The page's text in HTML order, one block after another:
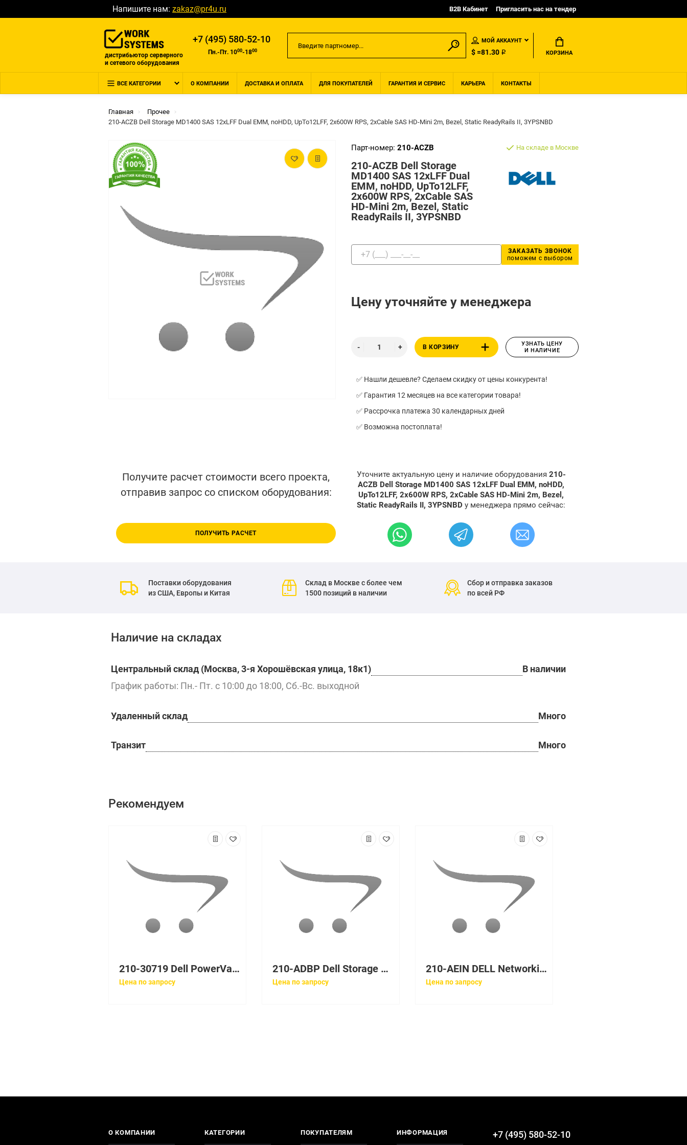
Напишите нам: zakaz@pr4u.ru B2B Кабинет Пригласить нас на тендер
дистрибьютор серверного
и сетевого оборудования
+7 (495) 580-52-10
Пн.-Пт. 1000-1800
МОЙ АККАУНТ
$ =81.30 ₽ КОРЗИНА
ВСЕ КАТЕГОРИИ О КОМПАНИИ ДОСТАВКА И ОПЛАТА ДЛЯ ПОКУПАТЕЛЕЙ ГАРАНТИЯ И СЕРВИС КАРЬЕРА КОНТАКТЫ
Главная
Прочее
210-ACZB Dell Storage MD1400 SAS 12xLFF Dual EMM, noHDD, UpTo12LFF, 2x600W RPS, 2xCable SAS HD-Mini 2m, Bezel, Static ReadyRails II, 3YPSNBD
Парт-номер: 210-ACZB
210-ACZB Dell Storage
MD1400 SAS 12xLFF Dual
EMM, noHDD, UpTo12LFF,
2x600W RPS, 2xCable SAS
HD-Mini 2m, Bezel, Static
ReadyRails II, 3YPSNBD
На складе в Москве
ЗАКАЗАТЬ ЗВОНОК
поможем с выбором
Цену уточняйте у менеджера
В КОРЗИНУ
УЗНАТЬ ЦЕНУ
И НАЛИЧИЕ
✅ Нашли дешевле? Сделаем скидку от цены конкурента!
✅ Гарантия 12 месяцев на все категории товара!
✅ Рассрочка платежа 30 календарных дней
✅ Возможна постоплата!
Получите расчет стоимости всего проекта,
отправив запрос со списком оборудования:
ПОЛУЧИТЬ РАСЧЕТ
Уточните актуальную цену и наличие оборудования 210-
ACZB Dell Storage MD1400 SAS 12xLFF Dual EMM, noHDD,
UpTo12LFF, 2x600W RPS, 2xCable SAS HD-Mini 2m, Bezel,
Static ReadyRails II, 3YPSNBD у менеджера прямо сейчас:
Поставки оборудования
из США, Европы и Китая
Склад в Москве с более чем
1500 позиций в наличии
Сбор и отправка заказов
по всей РФ
Наличие на складах
Центральный склад (Москва, 3-я Хорошёвская улица, 18к1)
В наличии
График работы: Пн.- Пт. с 10:00 до 18:00, Сб.-Вс. выходной
Удаленный склад Много
Транзит Много
Рекомендуем
210-30719 Dell PowerVault MD1200 SAS 12xLFF Dual EMM, noHDD UpTo12LFF, 2x2TB SAS 7,2k, 2x600W RPS, 2xCable SAS 2m, Bezel, Static ReadyRails, 3YPSNBD
Цена по запросу
210-ADBP Dell Storage MD1420 SAS 24xSFF Dual EMM, 2x1.2TB 10k, UpTo24SFF, 2x600W RPS, 2xCable SAS HD-Mini 2m, Bezel, Static ReadyRails II, 3YPSNBD
Цена по запросу
210-AEIN DELL Networking X1026P с веб-интерфейсом, 24 порта 1GbE PoE (до 12 портов PoE+) и 2 порта 1GbE SFP
Цена по запросу
О КОМПАНИИ КАТЕГОРИИ ПОКУПАТЕЛЯМ ИНФОРМАЦИЯ +7 (495) 580-52-10